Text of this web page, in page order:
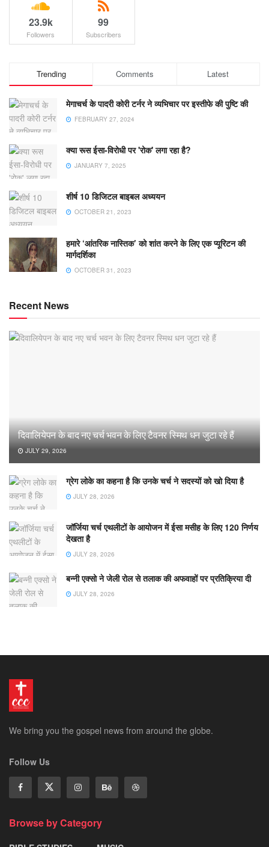
23.9k
Followers
99
Subscribers
Trending Comments Latest
मेगाचर्च के पादरी कोरी टर्नर ने व्यभिचार पर इस्तीफे की पुष्टि की
FEBRUARY 27, 2024
क्या रूस ईसा-विरोधी पर 'रोक' लगा रहा है?
JANUARY 7, 2025
शीर्ष 10 डिजिटल बाइबल अध्ययन
OCTOBER 21, 2023
हमारे ‘आंतरिक नास्तिक’ को शांत करने के लिए एक प्यूरिटन की
मार्गदर्शिका
OCTOBER 31, 2023
Recent News
दिवालियेपन के बाद नए चर्च भवन के लिए टैवनर स्मिथ धन जुटा रहे हैं
JULY 29, 2026
ग्रेग लोके का कहना है कि उनके चर्च ने सदस्यों को खो दिया है
JULY 28, 2026
जॉर्जिया चर्च एथलीटों के आयोजन में ईसा मसीह के लिए 120 निर्णय
देखता है
JULY 28, 2026
बन्नी एक्सो ने जेली रोल से तलाक की अफवाहों पर प्रतिक्रिया दी
JULY 28, 2026
We bring you the gospel news from around the globe.
Follow Us
Browse by Category